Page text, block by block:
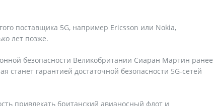
поставщика 5G, например Ericsson или Nokia,
лет позже.
безопасности Великобритании Сиаран Мартин ранее
станет гарантией достаточной безопасности 5G-сетей
привлекать британский авианосный флот и